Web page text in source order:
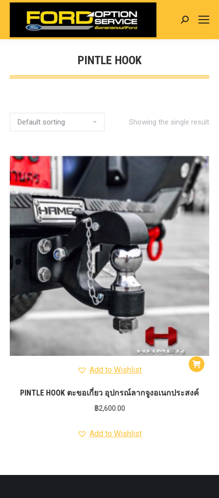
Search:
PINTLE HOOK
You are here:
Showing the single result
Add to Wishlist
PINTLE HOOK ตะขอเกี่ยว อุปกรณ์ลากจูงอเนกประสงค์
฿2,600.00
Add to Wishlist